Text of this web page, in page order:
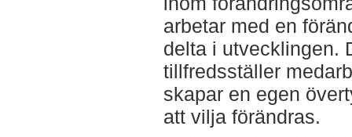
arbetar med en
delta i utvecklingen.
tillfredsställer
skapar en egen
att vilja förändras.